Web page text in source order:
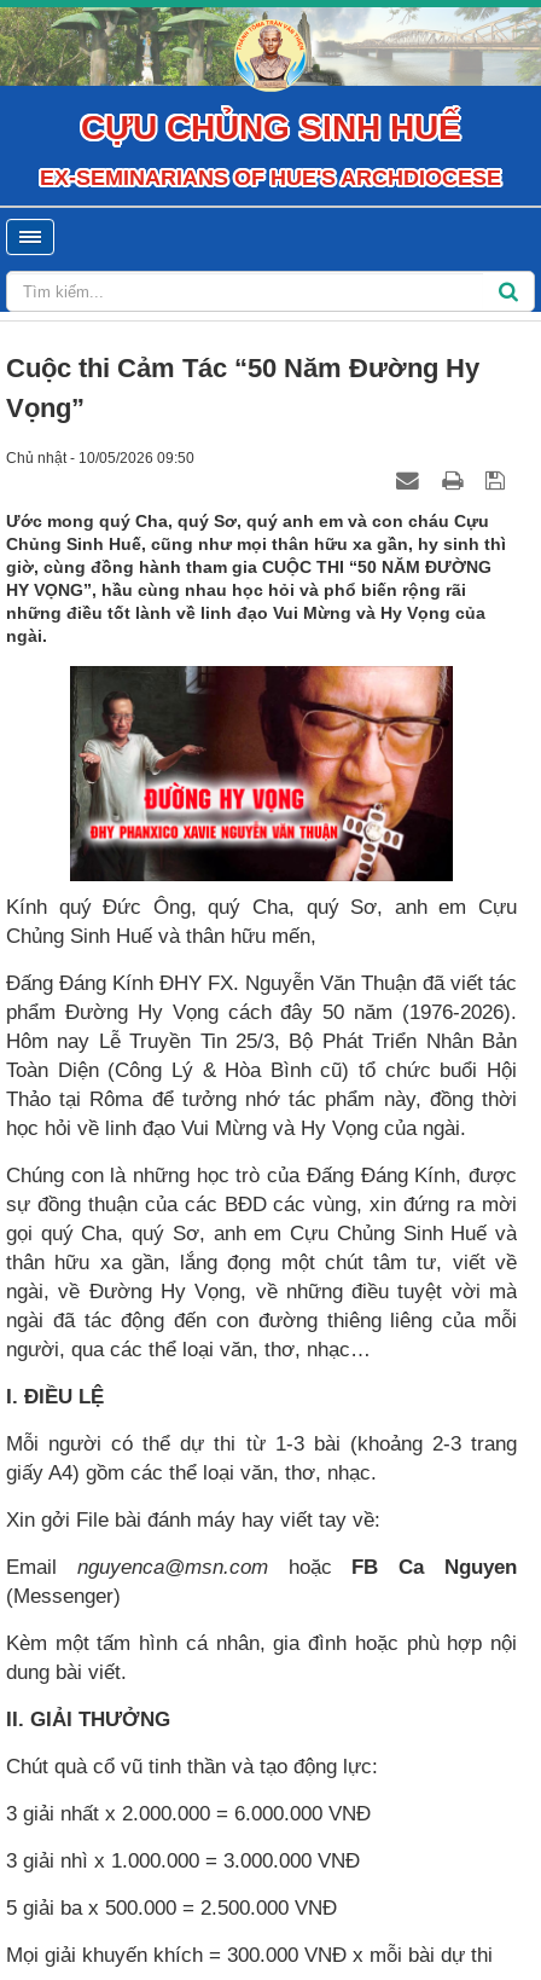
CỰU CHỦNG SINH HUẾ
EX-SEMINARIANS OF HUE'S ARCHDIOCESE
Cuộc thi Cảm Tác “50 Năm Đường Hy
Vọng”
Chủ nhật - 10/05/2026 09:50
Ước mong quý Cha, quý Sơ, quý anh em và con cháu Cựu
Chủng Sinh Huế, cũng như mọi thân hữu xa gần, hy sinh thì
giờ, cùng đồng hành tham gia CUỘC THI “50 NĂM ĐƯỜNG
HY VỌNG”, hầu cùng nhau học hỏi và phổ biến rộng rãi
những điều tốt lành về linh đạo Vui Mừng và Hy Vọng của
ngài.
Kính quý Đức Ông, quý Cha, quý Sơ, anh em Cựu
Chủng Sinh Huế và thân hữu mến,
Đấng Đáng Kính ĐHY FX. Nguyễn Văn Thuận đã viết tác
phẩm Đường Hy Vọng cách đây 50 năm (1976-2026).
Hôm nay Lễ Truyền Tin 25/3, Bộ Phát Triển Nhân Bản
Toàn Diện (Công Lý & Hòa Bình cũ) tổ chức buổi Hội
Thảo tại Rôma để tưởng nhớ tác phẩm này, đồng thời
học hỏi về linh đạo Vui Mừng và Hy Vọng của ngài.
Chúng con là những học trò của Đấng Đáng Kính, được
sự đồng thuận của các BĐD các vùng, xin đứng ra mời
gọi quý Cha, quý Sơ, anh em Cựu Chủng Sinh Huế và
thân hữu xa gần, lắng đọng một chút tâm tư, viết về
ngài, về Đường Hy Vọng, về những điều tuyệt vời mà
ngài đã tác động đến con đường thiêng liêng của mỗi
người, qua các thể loại văn, thơ, nhạc…
I. ĐIỀU LỆ
Mỗi người có thể dự thi từ 1-3 bài (khoảng 2-3 trang
giấy A4) gồm các thể loại văn, thơ, nhạc.
Xin gởi File bài đánh máy hay viết tay về:
Email nguyenca@msn.comhoặc FB Ca Nguyen
(Messenger)
Kèm một tấm hình cá nhân, gia đình hoặc phù hợp nội
dung bài viết.
II. GIẢI THƯỞNG
Chút quà cổ vũ tinh thần và tạo động lực:
3 giải nhất x 2.000.000 = 6.000.000 VNĐ
3 giải nhì x 1.000.000 = 3.000.000 VNĐ
5 giải ba x 500.000 = 2.500.000 VNĐ
Mọi giải khuyến khích = 300.000 VNĐ x mỗi bài dự thi